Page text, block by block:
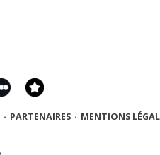
· PARTENAIRES · MENTIONS